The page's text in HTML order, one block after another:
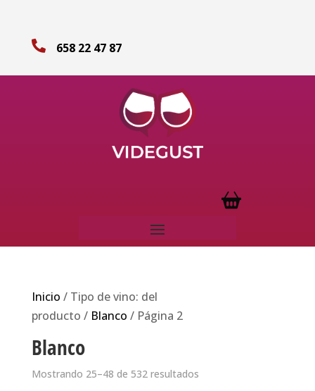
 658 22 47 87
Inicio / Tipo de vino: del
producto / Blanco / Página 2
Blanco
Mostrando 25–48 de 532 resultados